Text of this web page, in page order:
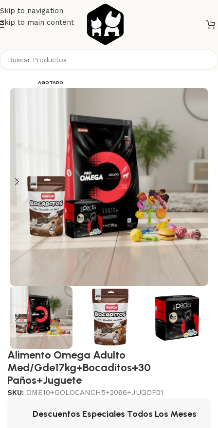
Skip to navigation
Skip to main content
AGOTADO
Alimento Omega Adulto
Med/Gde17kg+Bocaditos+30
Paños+Juguete
SKU: OME10+GOLOCANCH5+2066+JUGOF01
Descuentos Especiales Todos Los Meses